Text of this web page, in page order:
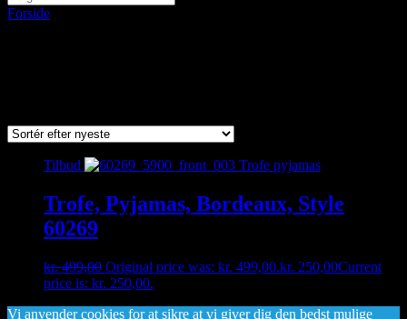
Forside
Tilbud
Trofe, Pyjamas, Bordeaux, Style
60269
kr.499,00 Original price was: kr. 499,00.kr. 250,00Current
price is: kr. 250,00.
Vi anvender cookies for at sikre at vi giver dig den bedst mulige